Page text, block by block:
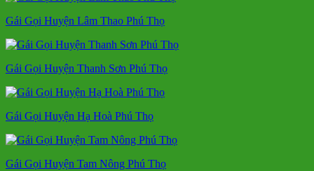
Gái Gọi Huyện Lâm Thao Phú Thọ
Gái Gọi Huyện Thanh Sơn Phú Thọ
Gái Gọi Huyện Hạ Hoà Phú Thọ
Gái Gọi Huyện Tam Nông Phú Thọ